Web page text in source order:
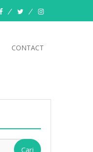
facebooktwitterinstagram
CONTACT
Cari